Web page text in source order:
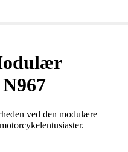
ved den modulære